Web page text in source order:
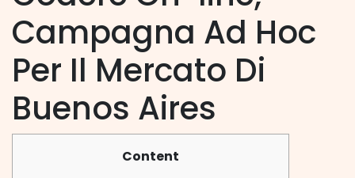
Campagna Ad Hoc
Per Il Mercato Di
Buenos Aires
Content